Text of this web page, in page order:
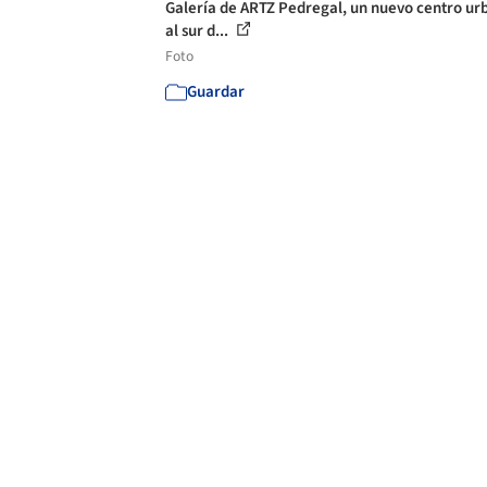
Galería de ARTZ Pedregal, un nuevo centro
al sur d...
Foto
Guardar